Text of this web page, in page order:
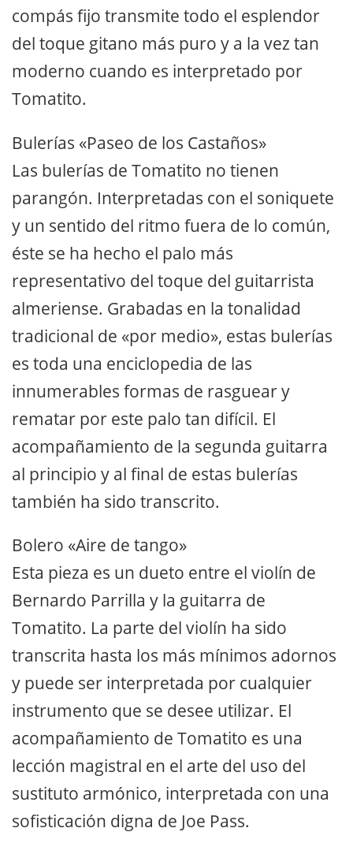
compás fijo transmite todo el esplendor
del toque gitano más puro y a la vez tan
moderno cuando es interpretado por
Tomatito.
Bulerías «Paseo de los Castaños»
Las bulerías de Tomatito no tienen
parangón. Interpretadas con el soniquete
y un sentido del ritmo fuera de lo común,
éste se ha hecho el palo más
representativo del toque del guitarrista
almeriense. Grabadas en la tonalidad
tradicional de «por medio», estas bulerías
es toda una enciclopedia de las
innumerables formas de rasguear y
rematar por este palo tan difícil. El
acompañamiento de la segunda guitarra
al principio y al final de estas bulerías
también ha sido transcrito.
Bolero «Aire de tango»
Esta pieza es un dueto entre el violín de
Bernardo Parrilla y la guitarra de
Tomatito. La parte del violín ha sido
transcrita hasta los más mínimos adornos
y puede ser interpretada por cualquier
instrumento que se desee utilizar. El
acompañamiento de Tomatito es una
lección magistral en el arte del uso del
sustituto armónico, interpretada con una
sofisticación digna de Joe Pass.